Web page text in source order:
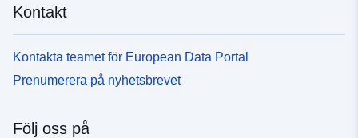
Kontakt
Kontakta teamet för European Data Portal
Prenumerera på nyhetsbrevet
Följ oss på